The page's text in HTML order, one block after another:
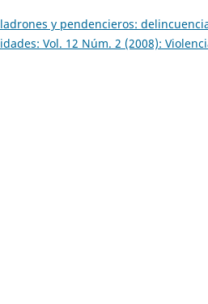
y pendencieros:
Vol. 12 Núm. 2 (2008):